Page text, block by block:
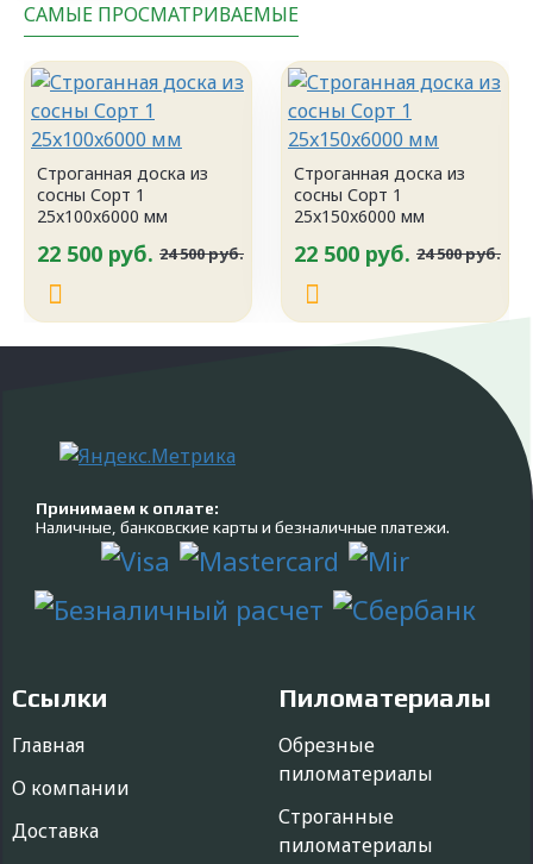
САМЫЕ ПРОСМАТРИВАЕМЫЕ
Строганная доска из
сосны Сорт 1
25x100x6000 мм
22 500 руб. 24 500 руб.
Строганная доска из
сосны Сорт 1
25x150x6000 мм
22 500 руб. 24 500 руб.
Принимаем к оплате:
Наличные, банковские карты и безналичные платежи.
Ссылки
Главная
О компании
Доставка
Пиломатериалы
Обрезные
пиломатериалы
Строганные
пиломатериалы